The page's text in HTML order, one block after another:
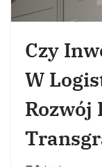
Czy
W
Rozwój